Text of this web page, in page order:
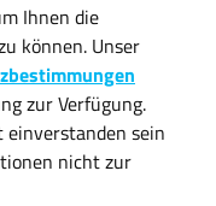
Ihnen die
können. Unser
zur Verfügung.
einverstanden sein
nicht zur